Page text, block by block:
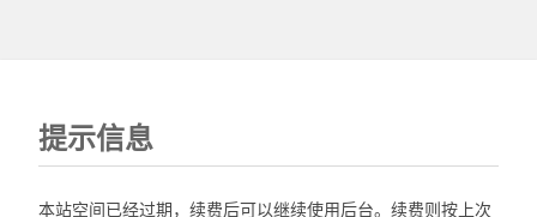
提示信息
本站空间已经过期，续费后可以继续使用后台。续费则按上次